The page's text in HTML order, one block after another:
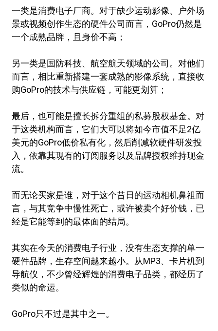
一类是消费电子厂商。对于缺少运动影像、户外场
景或视频创作生态的硬件公司而言，GoPro仍然是
一个成熟品牌，且身价不高；
另一类是国防科技、航空航天领域的公司。对他们
而言，相比重新搭建一套成熟的影像系统，直接收
购GoPro的技术与供应链，可能更划算；
最后，也可能是擅长拆分重组的私募股权基金。对
于这类机构而言，它们大可以将如今市值不足2亿
美元的GoPro低价私有化，然后削减软硬件研发投
入，依靠其现有的订阅服务以及品牌授权维持现金
流。
而无论买家是谁，对于这个昔日的运动相机鼻祖而
言，与其竞争中慢性死亡，或许被卖个好价钱，已
经是它能等到的最体面的结局。
其实在今天的消费电子行业，没有生态支撑的单一
硬件品牌，生存空间越来越小。从MP3、卡片机到
导航仪，不少曾经辉煌的消费电子品类，都经历了
类似的命运。
GoPro只不过是其中之一。